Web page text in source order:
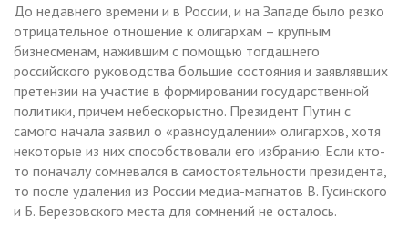
До недавнего времени и в России, и на Западе было резко
отрицательное отношение к олигархам – крупным
бизнесменам, нажившим с помощью тогдашнего
российского руководства большие состояния и заявлявших
претензии на участие в формировании государственной
политики, причем небескорыстно. Президент Путин с
самого начала заявил о «равноудалении» олигархов, хотя
некоторые из них способствовали его избранию. Если кто-
то поначалу сомневался в самостоятельности президента,
то после удаления из России медиа-магнатов В. Гусинского
и Б. Березовского места для сомнений не осталось.